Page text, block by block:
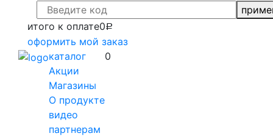
итого к оплате0Р
оформить мой заказ
каталог
Акции
Магазины
О продукте
видео
партнерам
0